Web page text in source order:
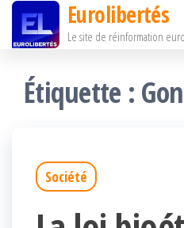
Passer
contenu
Eurolibertés
Le site de réinformation
Étiquette :
Société